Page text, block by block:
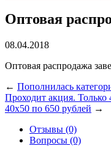
Оптовая
08.04.2018
Оптовая распродажа
← Пополнилась
Проходит акция.
40х50 по 650 рублей →
Отзывы (0)
Вопросы (0)